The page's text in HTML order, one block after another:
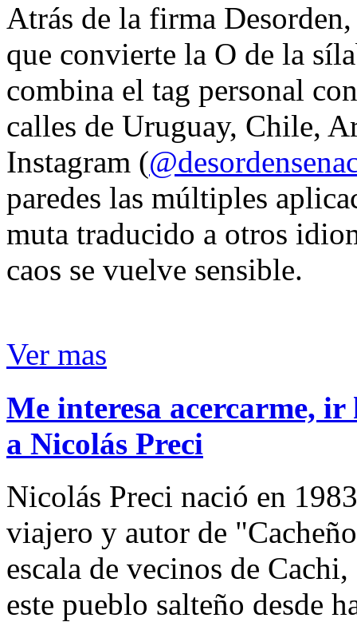
Atrás de la firma
que convierte la O de la
combina el tag personal
calles de Uruguay, Chile,
Instagram (
paredes las múltiples
muta traducido a otros
caos se vuelve sensible.
Ver mas
Me interesa acercarme,
a Nicolás Preci
Nicolás Preci nació en
viajero y autor de
escala de vecinos de
este pueblo salteño desde